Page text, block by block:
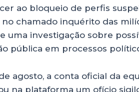
ao bloqueio de perfis
chamado inquérito das
uma investigação sobre
pública em processos
de agosto, a conta oficial da
na plataforma um ofício